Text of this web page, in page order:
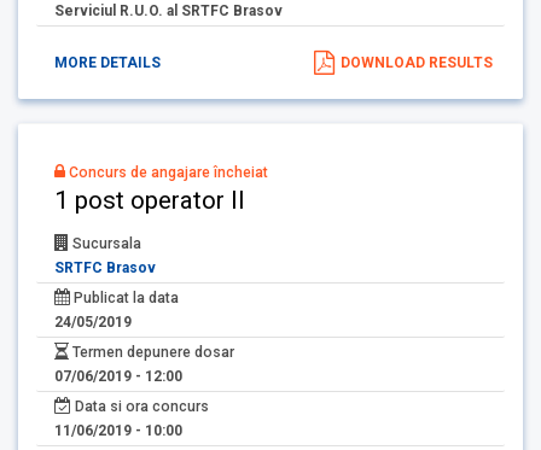
Serviciul R.U.O. al SRTFC Brasov
MORE DETAILS DOWNLOAD RESULTS
Concurs de angajare încheiat
1 post operator II
Sucursala
SRTFC Brasov
Publicat la data
24/05/2019
Termen depunere dosar
07/06/2019 - 12:00
Data si ora concurs
11/06/2019 - 10:00